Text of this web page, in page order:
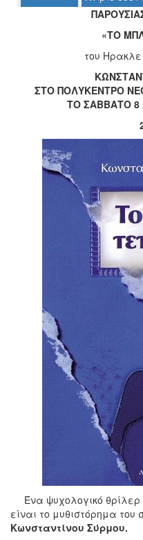
ΠΟΛΙΤΙΣΜΟΣ
ΑΝΘΕΚΤΙΚΗ
«ΤΟ
του
ΣΤΟ ΠΟΛΥΚΕΝΤΡΟ
ΤΟ ΣΑΒΒΑΤΟ 8
Ένα ψυχολογικό
είναι το μυθιστόρημα
Κωνσταντίνου Σύρμου.